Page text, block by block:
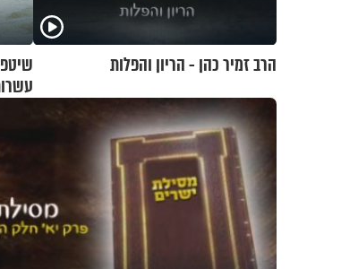
הרב זמיר כהן - הריון והפלות